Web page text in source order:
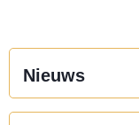
Nieuws